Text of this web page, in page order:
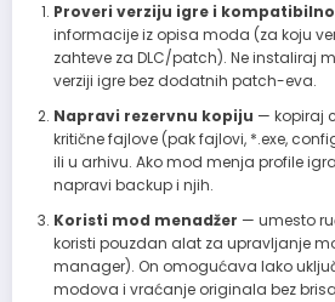
Proveri verziju igre i
informacije iz opisa moda (za koju
zahteve za DLC/patch). Ne instaliraj
verziji igre bez dodatnih patch-eva.
Napravi rezervnu kopiju — kopiraj
kritične fajlove (pak fajlovi, *.exe,
ili u arhivu. Ako mod menja profile
napravi backup i njih.
Koristi mod menadžer — umesto
koristi pouzdan alat za upravljanje
manager). On omogućava lako
modova i vraćanje originala bez